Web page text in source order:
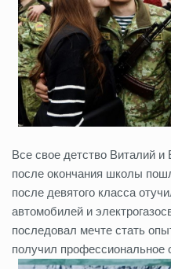
Все свое детство Виталий и
после окончания школы
после девятого класса
автомобилей и
последовал мечте стать
получил профессиональное